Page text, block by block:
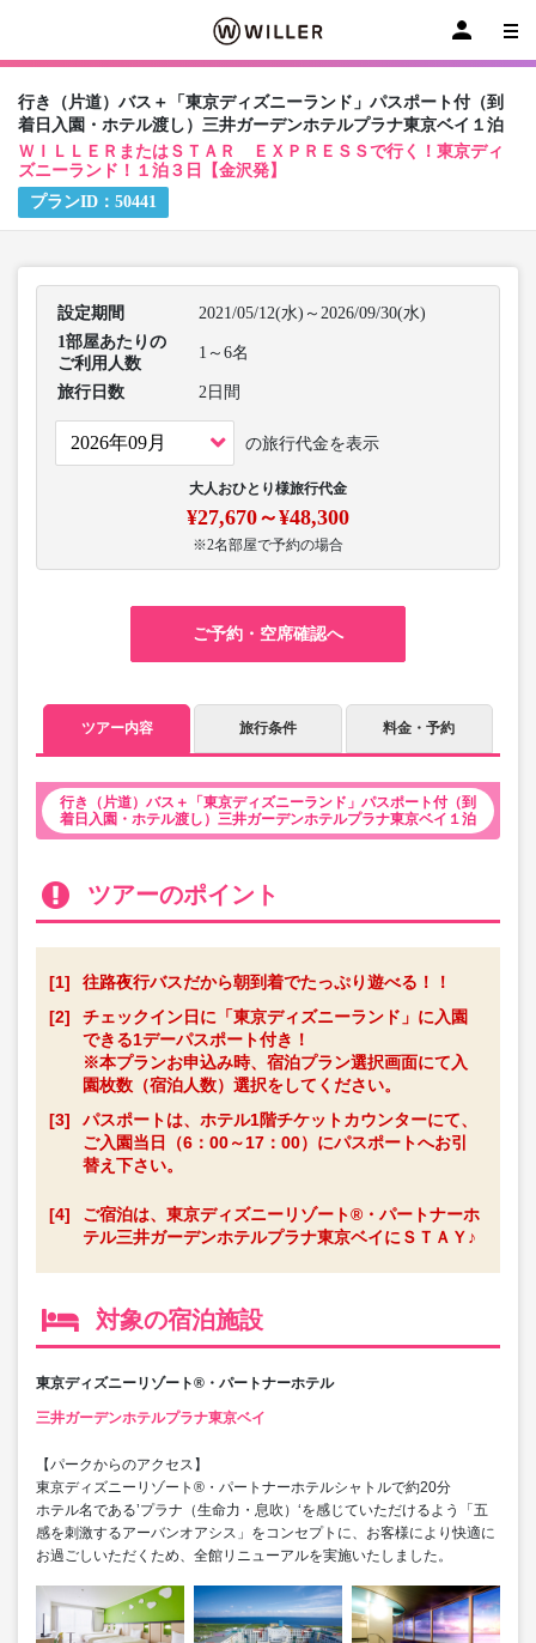
行き（片道）バス＋「東京ディズニーランド」パスポート付（到
着日入園・ホテル渡し）三井ガーデンホテルプラナ東京ベイ１泊
ＷＩＬＬＥＲまたはＳＴＡＲ ＥＸＰＲＥＳＳで行く！東京ディ
ズニーランド！１泊３日【金沢発】
プランID： 50441
設定期間
2021/05/12(水)～2026/09/30(水)
1部屋あたりの
ご利用人数
1～6名
旅行日数 2日間
の旅行代金を表示
大人おひとり様旅行代金
¥27,670～¥48,300
※2名部屋で予約の場合
ご予約・空席確認へ
ツアー内容 旅行条件 料金・予約
行き（片道）バス＋「東京ディズニーランド」パスポート付（到
着日入園・ホテル渡し）三井ガーデンホテルプラナ東京ベイ１泊
ツアーのポイント
[1]
往路夜行バスだから朝到着でたっぷり遊べる！！
[2]
チェックイン日に「東京ディズニーランド」に入園
できる1デーパスポート付き！
※本プランお申込み時、宿泊プラン選択画面にて入
園枚数（宿泊人数）選択をしてください。
[3]
パスポートは、ホテル1階チケットカウンターにて、
ご入園当日（6：00～17：00）にパスポートへお引
替え下さい。
[4]
ご宿泊は、東京ディズニーリゾート®・パートナーホ
テル三井ガーデンホテルプラナ東京ベイにＳＴＡＹ♪
対象の宿泊施設
東京ディズニーリゾート®・パートナーホテル
三井ガーデンホテルプラナ東京ベイ
【パークからのアクセス】
東京ディズニーリゾート®・パートナーホテルシャトルで約20分
ホテル名である’プラナ（生命力・息吹）‘を感じていただけるよう「五
感を刺激するアーバンオアシス」をコンセプトに、お客様により快適に
お過ごしいただくため、全館リニューアルを実施いたしました。